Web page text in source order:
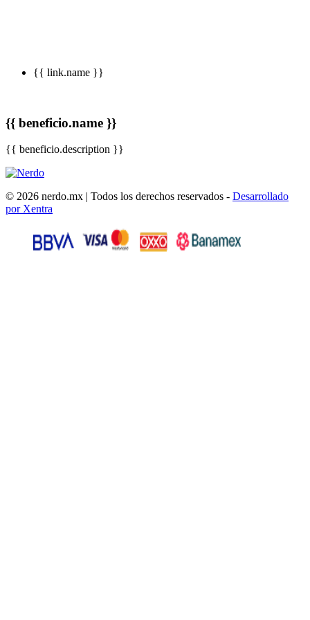
{{ link.name }}
{{ beneficio.name }}
{{ beneficio.description }}
© 2026 nerdo.mx | Todos los derechos reservados - Desarrollado
por Xentra